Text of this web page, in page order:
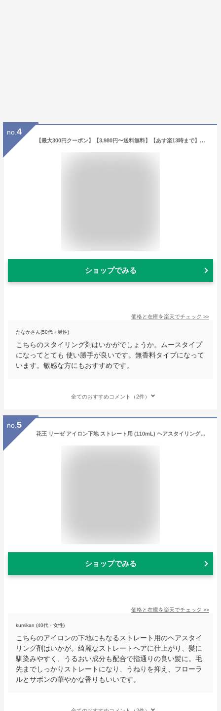
no. 4
【最大300円クーポン】【3,980円〜送料無料】【あす楽13時まで】シュワルツコフ シルエット ストレートムース 200g 《スタイリング剤 ヘアムース スタイリング ムース 無香料 シュワルツコフ ヘアスタイリング》
ショップでみる
価格と在庫を楽天でチェック >>
たなかさん(50代・男性)
こちらのスタイリング剤はいかがでしょうか。ムースタイプ
になってとても 使い勝手が良いです。無香料タイプになって
います。敏感な方にもおすすめです。
全てのおすすめコメント（2件）
no. 5
花王 リーゼ アイロン下地 ストレート用 (110mL) ヘアスタイリング剤 ヘアウォーター
ショップでみる
価格と在庫を楽天でチェック >>
kumikan (40代・女性)
こちらのアイロンの下地にもなるストレート用のヘアスタイ
リング剤はいかが。綺麗なストレートヘアに仕上がり、髪に
馴染みやすく、うるおい成分も配合で指通りの良い髪に。毛
先までしっかりストレートになり、うねりを抑え、フローラ
ルとサボンの華やかな香りもいいです。